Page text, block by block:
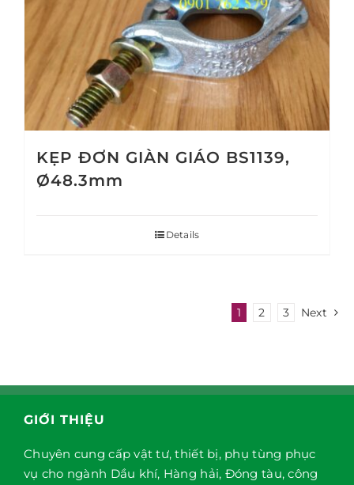
KẸP ĐƠN GIÀN GIÁO BS1139,
Ø48.3mm
Details
1 2 3 Next
GIỚI THIỆU
Chuyên cung cấp vật tư, thiết bị, phụ tùng phục
vụ cho ngành Dầu khí, Hàng hải, Đóng tàu, công